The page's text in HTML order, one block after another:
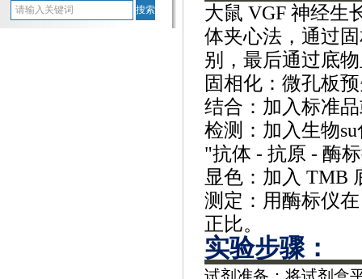
大鼠 VGF 神经生
体夹心法，通过
别，最后通过底
固相化：微孔板
结合：加入标准
检测：加入生物
"抗体 - 抗原 - 酶
显色：加入 TMB
测定：用酶标仪在
正比。
实验步骤‌：